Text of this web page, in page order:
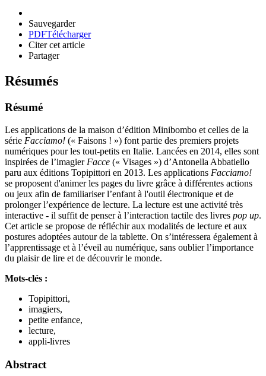
Sauvegarder
PDFTélécharger
Citer cet article
Partager
Résumés
Résumé
Les applications de la maison d’édition Minibombo et celles de la
série Facciamo! (« Faisons ! ») font partie des premiers projets
numériques pour les tout-petits en Italie. Lancées en 2014, elles sont
inspirées de l’imagier Facce (« Visages ») d’Antonella Abbatiello
paru aux éditions Topipittori en 2013. Les applications Facciamo!
se proposent d'animer les pages du livre grâce à différentes actions
ou jeux afin de familiariser l’enfant à l'outil électronique et de
prolonger l’expérience de lecture. La lecture est une activité très
interactive - il suffit de penser à l’interaction tactile des livres pop up.
Cet article se propose de réfléchir aux modalités de lecture et aux
postures adoptées autour de la tablette. On s’intéressera également à
l’apprentissage et à l’éveil au numérique, sans oublier l’importance
du plaisir de lire et de découvrir le monde.
Mots-clés :
Topipittori,
imagiers,
petite enfance,
lecture,
appli-livres
Abstract